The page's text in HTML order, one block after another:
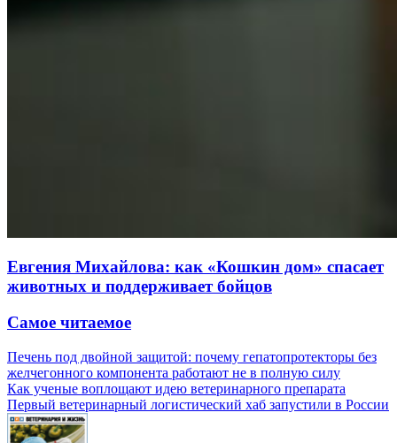
Евгения Михайлова: как «Кошкин дом» спасает
животных и поддерживает бойцов
Самое читаемое
Печень под двойной защитой: почему гепатопротекторы без
желчегонного компонента работают не в полную силу
Как ученые воплощают идею ветеринарного препарата
Первый ветеринарный логистический хаб запустили в России